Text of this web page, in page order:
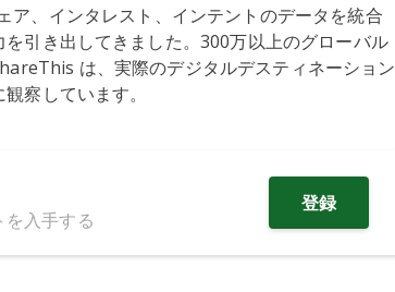
、インタレスト、インテントのデータを統合
引き出してきました。300万以上のグローバル
は、実際のデジタルデスティネーション
察しています。
入手する
登録